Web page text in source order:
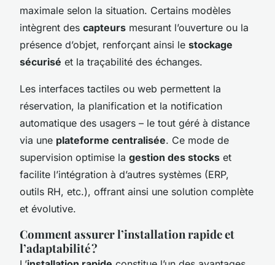
maximale selon la situation. Certains modèles
intègrent des capteurs mesurant l’ouverture ou la
présence d’objet, renforçant ainsi le stockage
sécurisé et la traçabilité des échanges.
Les interfaces tactiles ou web permettent la
réservation, la planification et la notification
automatique des usagers – le tout géré à distance
via une plateforme centralisée. Ce mode de
supervision optimise la gestion des stocks et
facilite l’intégration à d’autres systèmes (ERP,
outils RH, etc.), offrant ainsi une solution complète
et évolutive.
Comment assurer l’installation rapide et
l’adaptabilité ?